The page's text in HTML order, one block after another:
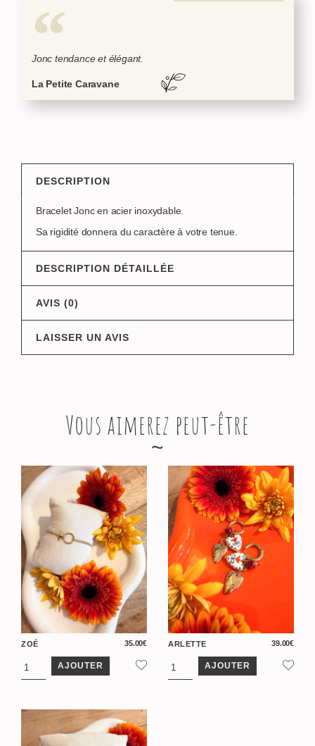
Jonc tendance et élégant.
La Petite Caravane
DESCRIPTION
Bracelet Jonc en acier inoxydable.
Sa rigidité donnera du caractère à votre tenue.
DESCRIPTION DÉTAILLÉE
AVIS (0)
LAISSER UN AVIS
Vous aimerez peut-être
ZOÉ 35.00€
AJOUTER
ARLETTE 39.00€
AJOUTER